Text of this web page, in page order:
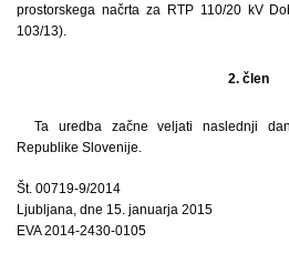
prostorskega načrta za RTP 110/20 kV
103/13).
2. člen
Ta uredba začne veljati naslednji
Republike Slovenije.
Št. 00719-9/2014
Ljubljana, dne 15. januarja 2015
EVA 2014-2430-0105